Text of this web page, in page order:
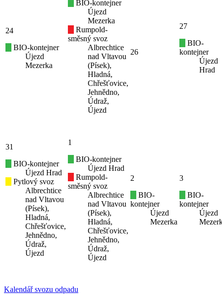
24
BIO-kontejner
Újezd
Mezerka
BIO-kontejner
Újezd
Mezerka
Rumpold-
směsný svoz
Albrechtice
nad Vltavou
(Písek),
Hladná,
Chřešťovice,
Jehnědno,
Údraž,
Újezd
26
27
BIO-
kontejner
Újezd
Hrad
31
BIO-kontejner
Újezd Hrad
Pytlový svoz
Albrechtice
nad Vltavou
(Písek),
Hladná,
Chřešťovice,
Jehnědno,
Údraž,
Újezd
1
BIO-kontejner
Újezd Hrad
Rumpold-
směsný svoz
Albrechtice
nad Vltavou
(Písek),
Hladná,
Chřešťovice,
Jehnědno,
Údraž,
Újezd
2
BIO-
kontejner
Újezd
Mezerka
3
BIO-
kontejner
Újezd
Kalendář svozu odpadu